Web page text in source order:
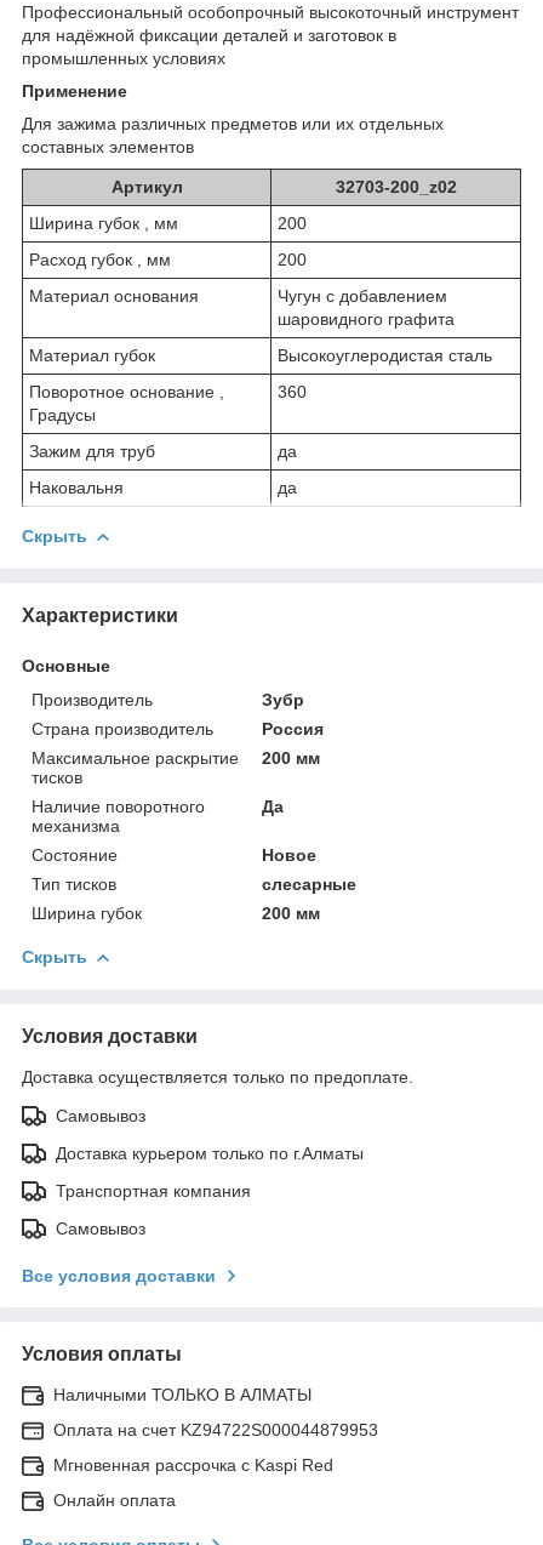
Профессиональный особопрочный высокоточный инструмент
для надёжной фиксации деталей и заготовок в
промышленных условиях
Применение
Для зажима различных предметов или их отдельных
составных элементов
Артикул
32703-200_z02
Ширина губок , мм
200
Расход губок , мм
200
Материал основания
Чугун с добавлением
шаровидного графита
Материал губок
Высокоуглеродистая сталь
Поворотное основание ,
Градусы
360
Зажим для труб
да
Наковальня
да
Скрыть
Характеристики
Основные
Производитель
Зубр
Страна производитель
Россия
Максимальное раскрытие
тисков
200 мм
Наличие поворотного
механизма
Да
Состояние
Новое
Тип тисков
слесарные
Ширина губок
200 мм
Скрыть
Условия доставки
Доставка осуществляется только по предоплате.
Самовывоз
Доставка курьером только по г.Алматы
Транспортная компания
Самовывоз
Все условия доставки
Условия оплаты
Наличными ТОЛЬКО В АЛМАТЫ
Оплата на счет KZ94722S000044879953
Мгновенная рассрочка с Kaspi Red
Онлайн оплата